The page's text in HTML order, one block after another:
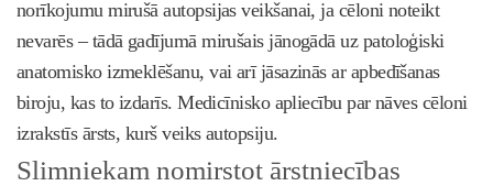
norīkojumu mirušā autopsijas veikšanai, ja cēloni noteikt
nevarēs – tādā gadījumā mirušais jānogādā uz patoloģiski
anatomisko izmeklēšanu, vai arī jāsazinās ar apbedīšanas
biroju, kas to izdarīs. Medicīnisko apliecību par nāves cēloni
izrakstīs ārsts, kurš veiks autopsiju.
Slimniekam nomirstot ārstniecības